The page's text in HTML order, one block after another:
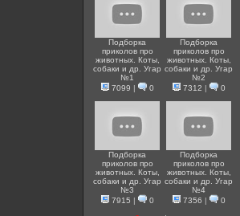
Подборка
приколов про
животных. Коты,
собаки и др. Угар
№1
7099 | 0
Подборка
приколов про
животных. Коты,
собаки и др. Угар
№2
7312 | 0
Подборка
приколов про
животных. Коты,
собаки и др. Угар
№3
7915 | 0
Подборка
приколов про
животных. Коты,
собаки и др. Угар
№4
7356 | 0